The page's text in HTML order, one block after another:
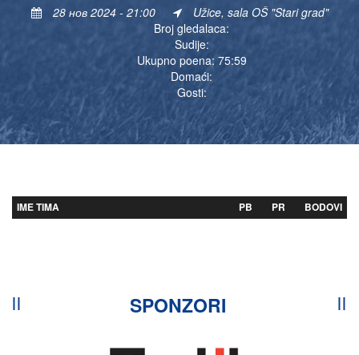
28 нов 2024 - 21:00
Užice, sala OŠ "Stari grad"
Broj gledalaca:
Sudije:
Ukupno poena: 75:59
Domaći:
Gosti:
IME TIMA PB PR BODOVI
SPONZORI